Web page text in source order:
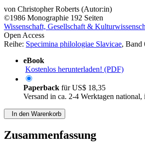
von Christopher Roberts (Autor:in)
©1986 Monographie 192 Seiten
Wissenschaft, Gesellschaft &
Open Access
Reihe: Specimina philologiae Slavicae, Band
eBook
Kostenlos herunterladen! (PDF)
Paperback fürUS$ 18,35
Versand in ca. 2-4 Werktagen
In den Warenkorb
Zusammenfassung